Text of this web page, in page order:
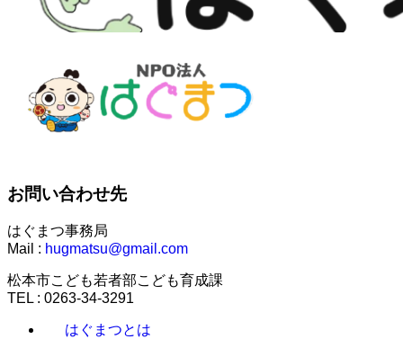
お問い合わせ先
はぐまつ事務局
Mail : hugmatsu@gmail.com
松本市こども若者部こども育成課
TEL : 0263-34-3291
はぐまつとは